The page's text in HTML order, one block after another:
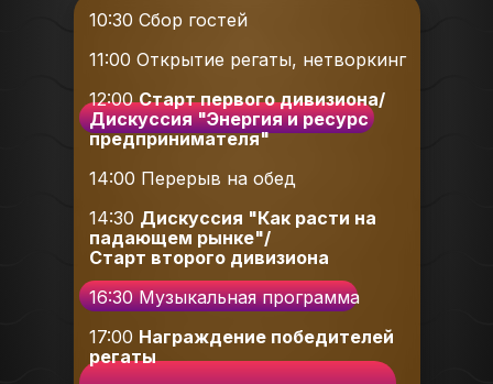
10:30 Сбор гостей
11:00 Открытие регаты, нетворкинг
12:00Старт первого дивизиона/
Дискуссия "Энергия и ресурс
предпринимателя"
14:00 Перерыв на обед
14:30 Дискуссия "Как расти на
падающем рынке"/
Старт второго дивизиона
16:30 Музыкальная программа
17:00 Награждение победителей
регаты